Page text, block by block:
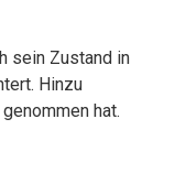
sein Zustand in
Hinzu
hat.